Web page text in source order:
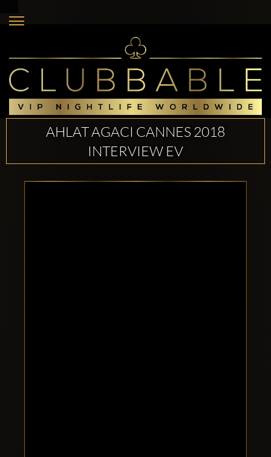
AHLAT AGACI CANNES 2018
INTERVIEW EV